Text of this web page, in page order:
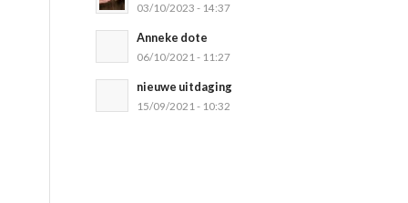
03/10/2023 - 14:37
Anneke dote
06/10/2021 - 11:27
nieuwe uitdaging
15/09/2021 - 10:32